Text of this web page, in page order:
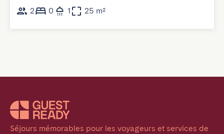
2
0 1 25 m²
Séjours mémorables pour les voyageurs et services de